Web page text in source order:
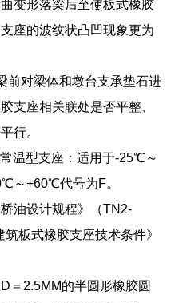
变形落梁后至使板式橡胶
座的波纹状凸凹现象更为
前对梁体和墩台支承垫石进
支座相关联处是否平整、
行。
温型支座：适用于-25℃～
～+60℃代号为F。
油设计规程》（TN2-
板式橡胶支座技术条件》
＝2.5MM的半圆形橡胶圆